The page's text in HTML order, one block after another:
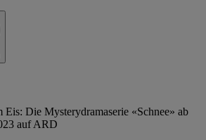
Eis: Die Mysterydramaserie «Schnee» ab
auf ARD